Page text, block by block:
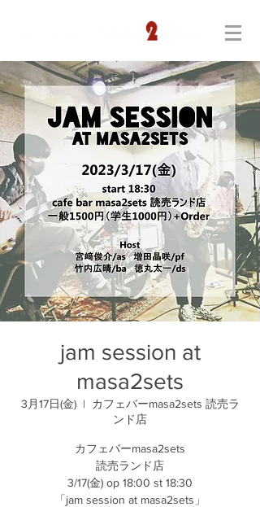
jam session at
masa2sets
3月17日(金)
  |
カフェバーmasa2sets 読売ラ
ンド店
カフェバーmasa2sets
読売ランド店
3/17(金) op 18:00 st 18:30
「jam session at masa2sets」